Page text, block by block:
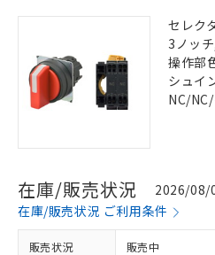
セレク
3ノッ
操作部
シュイ
NC/
在庫/販売状況
2026/08/
在庫/販売状況 ご利用条件
販売状況 販売中